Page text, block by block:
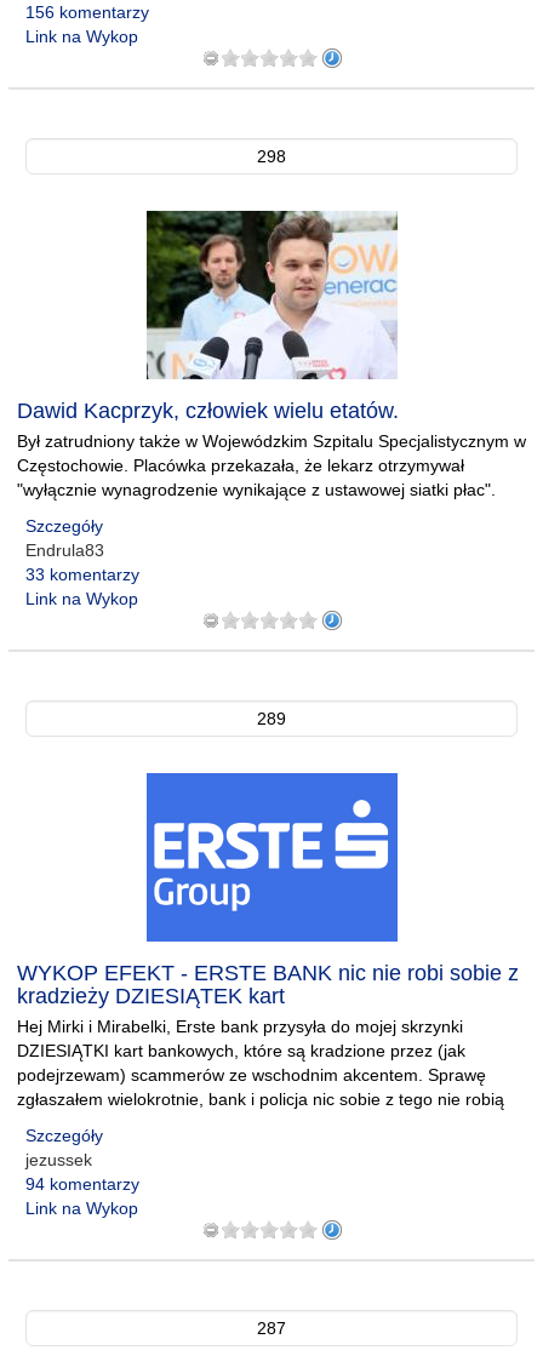
156 komentarzy
Link na Wykop
298
Dawid Kacprzyk, człowiek wielu etatów.
Był zatrudniony także w Wojewódzkim Szpitalu Specjalistycznym w
Częstochowie. Placówka przekazała, że lekarz otrzymywał
"wyłącznie wynagrodzenie wynikające z ustawowej siatki płac".
Szczegóły
Endrula83
33 komentarzy
Link na Wykop
289
WYKOP EFEKT - ERSTE BANK nic nie robi sobie z
kradzieży DZIESIĄTEK kart
Hej Mirki i Mirabelki, Erste bank przysyła do mojej skrzynki
DZIESIĄTKI kart bankowych, które są kradzione przez (jak
podejrzewam) scammerów ze wschodnim akcentem. Sprawę
zgłaszałem wielokrotnie, bank i policja nic sobie z tego nie robią
Szczegóły
jezussek
94 komentarzy
Link na Wykop
287